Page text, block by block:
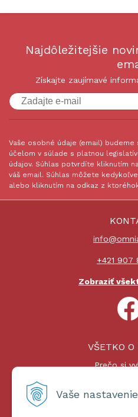
Vaše
Najdôležitejšie
Získajte zaujímavé
Vaše osobné údaje (email)
účelom v súlade s platnou
údajov. Súhlas potvrdíte kliknutím
váš email. Súhlas môžete
alebo kliknutím na odkaz z
+421 907
Zobraziť
VŠETKO
Prečo si
Platby a